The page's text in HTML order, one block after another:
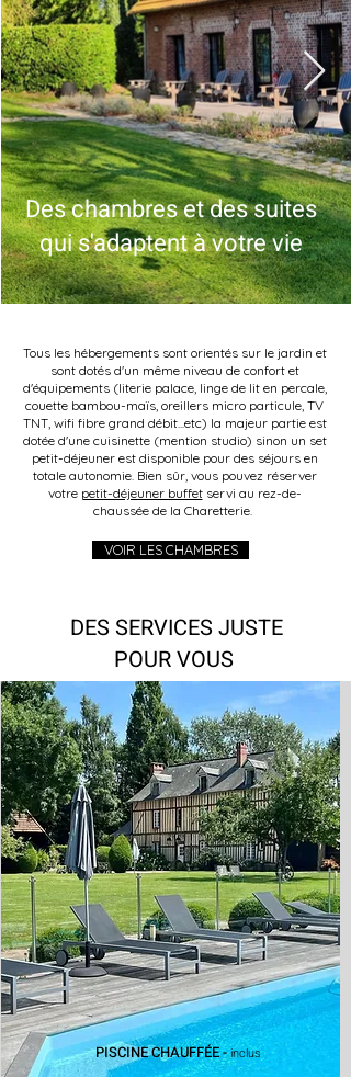
Des chambres et des suites
qui s'adaptent à votre vie
Tous les hébergements sont orientés sur le jardin et
sont dotés d'un même niveau de confort et
d'équipements (literie palace, linge de lit en percale,
couette bambou-maïs, oreillers micro particule, TV
TNT, wifi fibre grand débit...etc) la majeur partie est
dotée d'une cuisinette (mention studio) sinon un set
petit-déjeuner est disponible pour des séjours en
totale autonomie. Bien sûr, vous pouvez réserver
votre petit-déjeuner buffetservi au rez-de-
chaussée de la Charetterie.
VOIR LES CHAMBRES
DES SERVICES JUSTE
POUR VOUS
PISCINE CHAUFFÉE -inclus